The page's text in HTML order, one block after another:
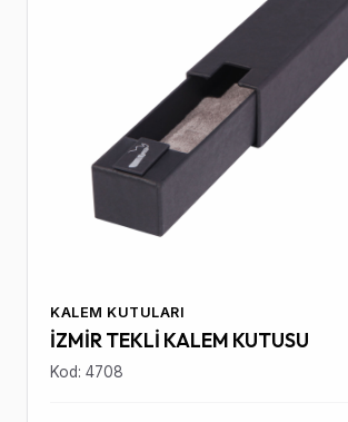
KALEM KUTULARI
İZMİR TEKLİ KALEM KUTUSU
Kod: 4708